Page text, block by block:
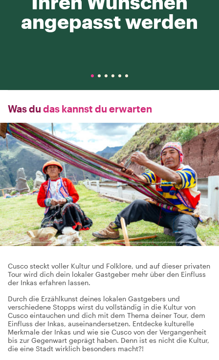
angepasst werden
Was du das kannst du erwarten
Cusco steckt voller Kultur und Folklore, und auf dieser privaten
Tour wird dich dein lokaler Gastgeber mehr über den Einfluss
der Inkas erfahren lassen.
Durch die Erzählkunst deines lokalen Gastgebers und
verschiedene Stopps wirst du vollständig in die Kultur von
Cusco eintauchen und dich mit dem Thema deiner Tour, dem
Einfluss der Inkas, auseinandersetzen. Entdecke kulturelle
Merkmale der Inkas und wie sie Cusco von der Vergangenheit
bis zur Gegenwart geprägt haben. Denn ist es nicht die Kultur,
die eine Stadt wirklich besonders macht?!